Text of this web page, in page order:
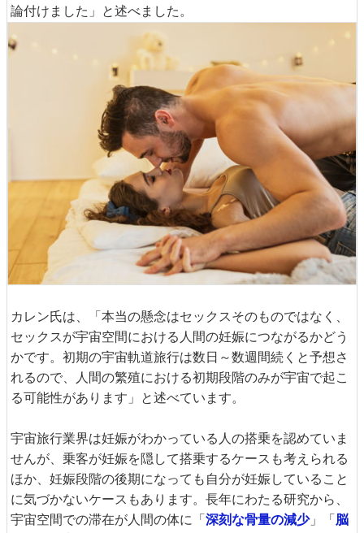
論付けました」と述べました。
カレン氏は、「本当の懸念はセックスそのものではなく、
セックスが宇宙空間における人間の妊娠につながるかどう
かです。初期の宇宙軌道旅行は数日～数週間続くと予想さ
れるので、人間の繁殖における初期段階のみが宇宙で起こ
る可能性があります」と述べています。
宇宙旅行業界は妊娠がわかっている人の搭乗を認めていま
せんが、乗客が妊娠を隠して搭乗するケースも考えられる
ほか、妊娠段階の後期になっても自分が妊娠していること
に気づかないケースもあります。長年にわたる研究から、
宇宙空間での滞在が人間の体に「深刻な骨量の減少」「脳